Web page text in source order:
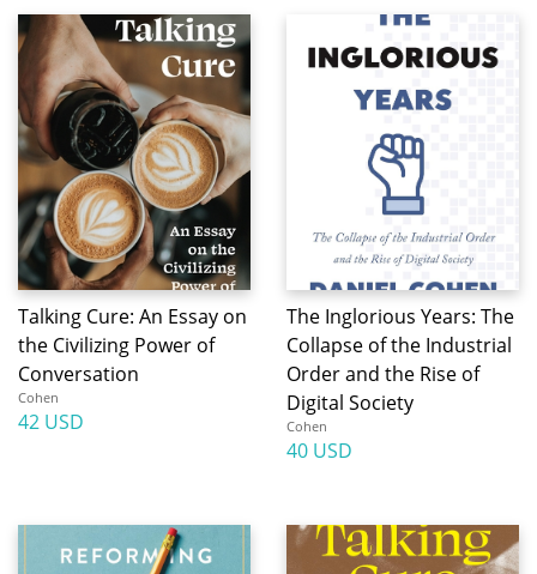
Talking Cure: An Essay on
the Civilizing Power of
Conversation
Cohen
42 USD
The Inglorious Years: The
Collapse of the Industrial
Order and the Rise of
Digital Society
Cohen
40 USD